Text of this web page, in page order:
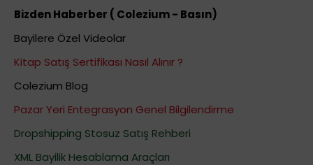
Bizden Haberber ( Colezium - Basın)
Bayilere Özel Videolar
Kitap Satış Sertifikası Nasıl Alınır ?
Colezium Blog
Pazar Yeri Entegrasyon Genel Bilgilendirme
Dropshipping Stosuz Satış Rehberi
XML Bayilik Hesablama Araçları